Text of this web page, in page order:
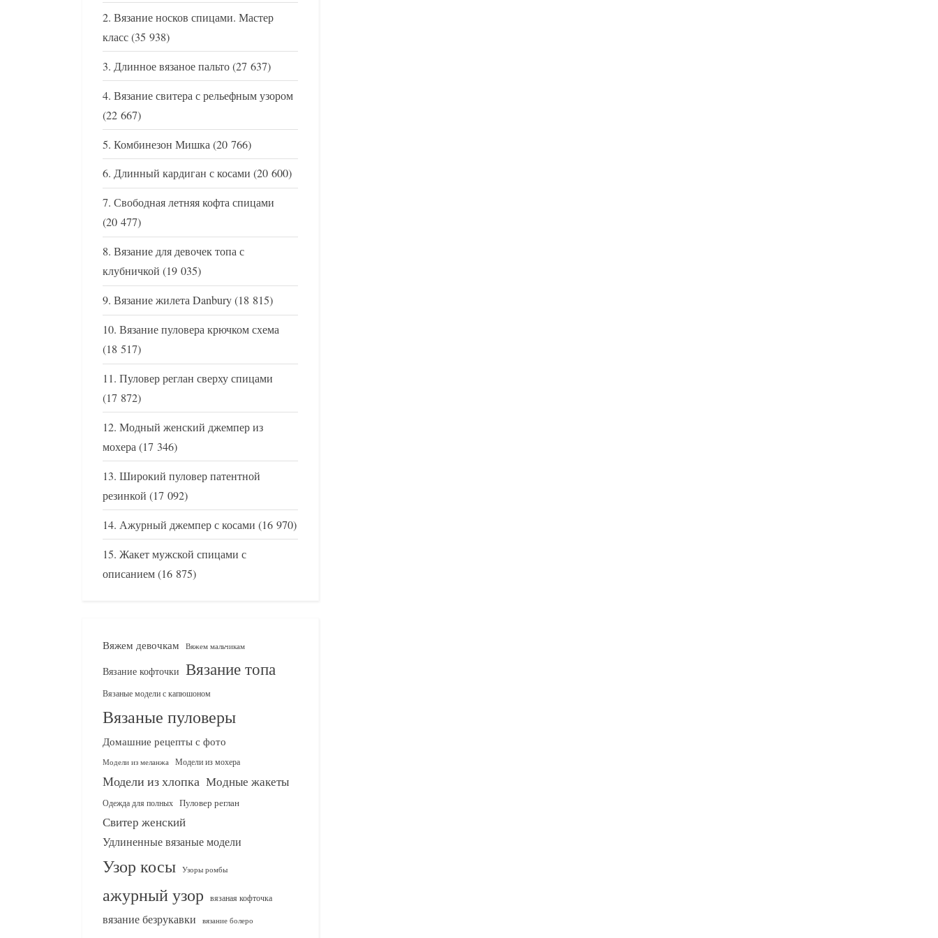
Вязание носков спицами. Мастер
класс(35 938)
Длинное вязаное пальто(27 637)
Вязание свитера с рельефным узором
(22 667)
Комбинезон Мишка(20 766)
Длинный кардиган с косами (20 600)
Свободная летняя кофта спицами
(20 477)
Вязание для девочек топа с
клубничкой (19 035)
Вязание жилета Danbury(18 815)
Вязание пуловера крючком схема
(18 517)
Пуловер реглан сверху спицами
(17 872)
Модный женский джемпер из
мохера(17 346)
Широкий пуловер патентной
резинкой (17 092)
Ажурный джемпер с косами (16 970)
Жакет мужской спицами с
описанием(16 875)
Вяжем девочкам Вяжем мальчикам
Вязание кофточки Вязание топа
Вязаные модели с капюшоном
Вязаные пуловеры
Домашние рецепты с фото
Модели из меланжа Модели из мохера
Модели из хлопка Модные жакеты
Одежда для полных Пуловер реглан
Свитер женский
Удлиненные вязаные модели
Узор косы Узоры ромбы
ажурный узор вязаная кофточка
вязание безрукавки вязание болеро